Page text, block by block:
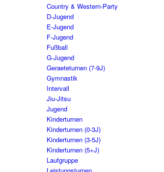
Country & Western-Party
D-Jugend
E-Jugend
F-Jugend
Fußball
G-Jugend
Geraeteturnen (7-9J)
Gymnastik
Intervall
Jiu-Jitsu
Jugend
Kinderturnen
Kinderturnen (0-3J)
Kinderturnen (3-5J)
Kinderturnen (5+J)
Laufgruppe